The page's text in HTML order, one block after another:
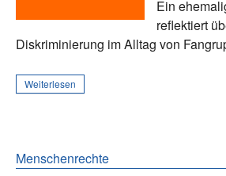
Ein
reflektiert
Diskriminierung im Alltag von
Weiterlesen
Menschenrechte